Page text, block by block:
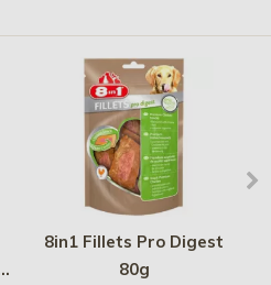
8in1 Fillets Pro Digest
80g